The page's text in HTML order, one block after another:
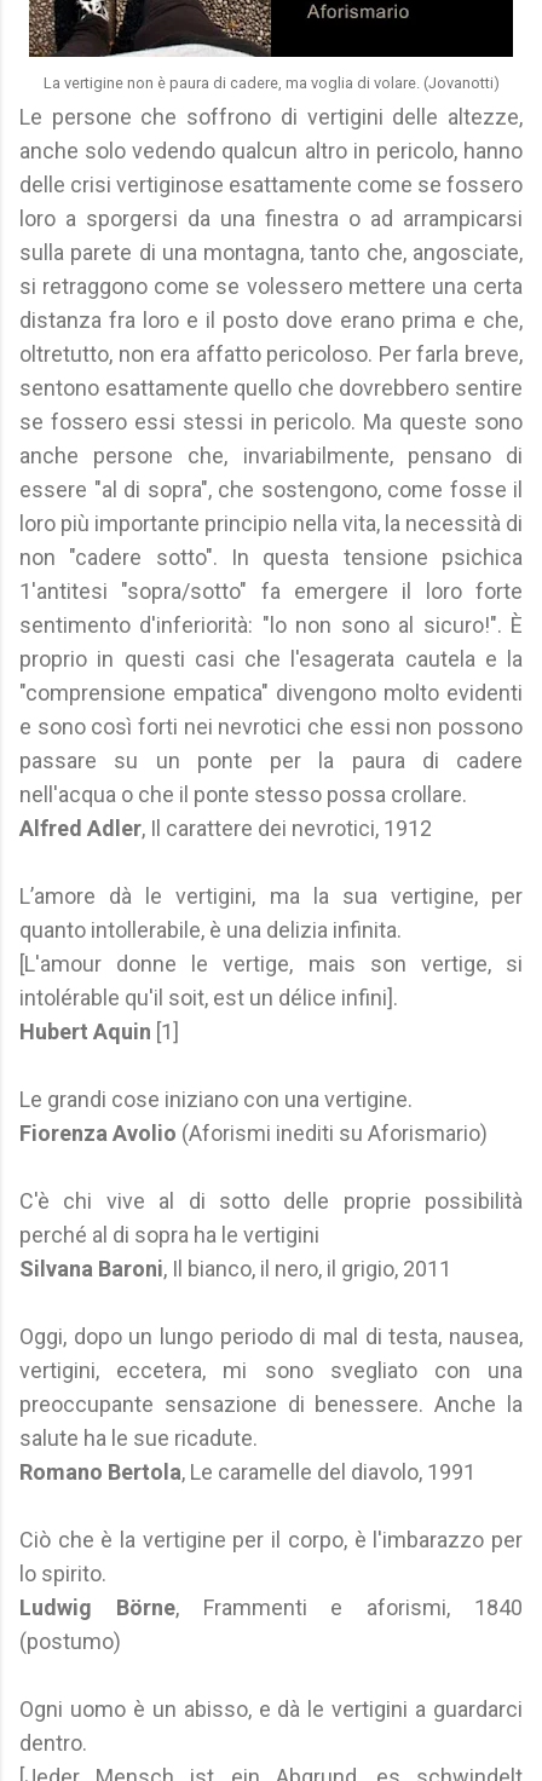
La vertigine non è paura di cadere, ma voglia di volare. (Jovanotti)
Le persone che soffrono di vertigini delle altezze,
anche solo vedendo qualcun altro in pericolo, hanno
delle crisi vertiginose esattamente come se fossero
loro a sporgersi da una finestra o ad arrampicarsi
sulla parete di una montagna, tanto che, angosciate,
si retraggono come se volessero mettere una certa
distanza fra loro e il posto dove erano prima e che,
oltretutto, non era affatto pericoloso. Per farla breve,
sentono esattamente quello che dovrebbero sentire
se fossero essi stessi in pericolo. Ma queste sono
anche persone che, invariabilmente, pensano di
essere "al di sopra", che sostengono, come fosse il
loro più importante principio nella vita, la necessità di
non "cadere sotto". In questa tensione psichica
1'antitesi "sopra/sotto" fa emergere il loro forte
sentimento d'inferiorità: "lo non sono al sicuro!". È
proprio in questi casi che l'esagerata cautela e la
"comprensione empatica" divengono molto evidenti
e sono così forti nei nevrotici che essi non possono
passare su un ponte per la paura di cadere
nell'acqua o che il ponte stesso possa crollare.
Alfred Adler, Il carattere dei nevrotici, 1912
L’amore dà le vertigini, ma la sua vertigine, per
quanto intollerabile, è una delizia infinita.
[L'amour donne le vertige, mais son vertige, si
intolérable qu'il soit, est un délice infini].
Hubert Aquin [1]
Le grandi cose iniziano con una vertigine.
Fiorenza Avolio (Aforismi inediti su Aforismario)
C'è chi vive al di sotto delle proprie possibilità
perché al di sopra ha le vertigini
Silvana Baroni, Il bianco, il nero, il grigio, 2011
Oggi, dopo un lungo periodo di mal di testa, nausea,
vertigini, eccetera, mi sono svegliato con una
preoccupante sensazione di benessere. Anche la
salute ha le sue ricadute.
Romano Bertola, Le caramelle del diavolo, 1991
Ciò che è la vertigine per il corpo, è l'imbarazzo per
lo spirito.
Ludwig Börne, Frammenti e aforismi, 1840
(postumo)
Ogni uomo è un abisso, e dà le vertigini a guardarci
dentro.